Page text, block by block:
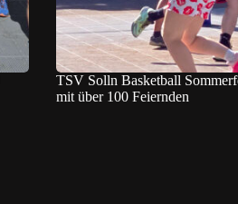
TSV Solln Basketball
mit über 100 Feiernden